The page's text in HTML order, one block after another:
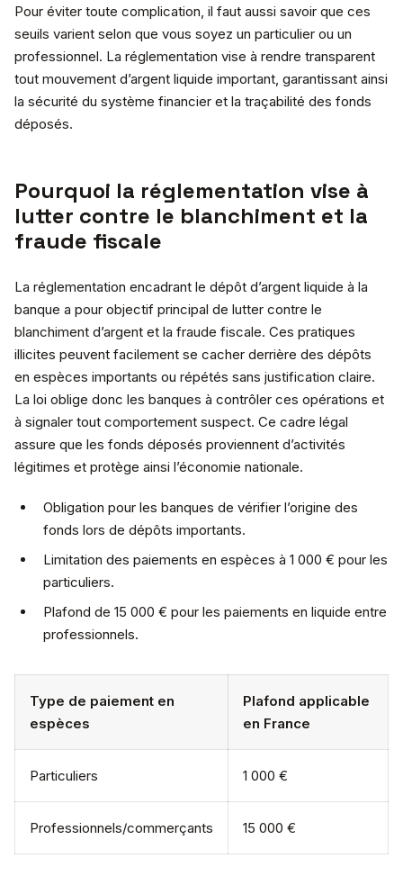
Pour éviter toute complication, il faut aussi savoir que ces
seuils varient selon que vous soyez un particulier ou un
professionnel. La réglementation vise à rendre transparent
tout mouvement d’argent liquide important, garantissant ainsi
la sécurité du système financier et la traçabilité des fonds
déposés.
Pourquoi la réglementation vise à
lutter contre le blanchiment et la
fraude fiscale
La réglementation encadrant le dépôt d’argent liquide à la
banque a pour objectif principal de lutter contre le
blanchiment d’argent et la fraude fiscale. Ces pratiques
illicites peuvent facilement se cacher derrière des dépôts
en espèces importants ou répétés sans justification claire.
La loi oblige donc les banques à contrôler ces opérations et
à signaler tout comportement suspect. Ce cadre légal
assure que les fonds déposés proviennent d’activités
légitimes et protège ainsi l’économie nationale.
Obligation pour les banques de vérifier l’origine des
fonds lors de dépôts importants.
Limitation des paiements en espèces à 1 000 € pour les
particuliers.
Plafond de 15 000 € pour les paiements en liquide entre
professionnels.
Type de paiement en
espèces
Plafond applicable
en France
Particuliers 1 000 €
Professionnels/commerçants 15 000 €